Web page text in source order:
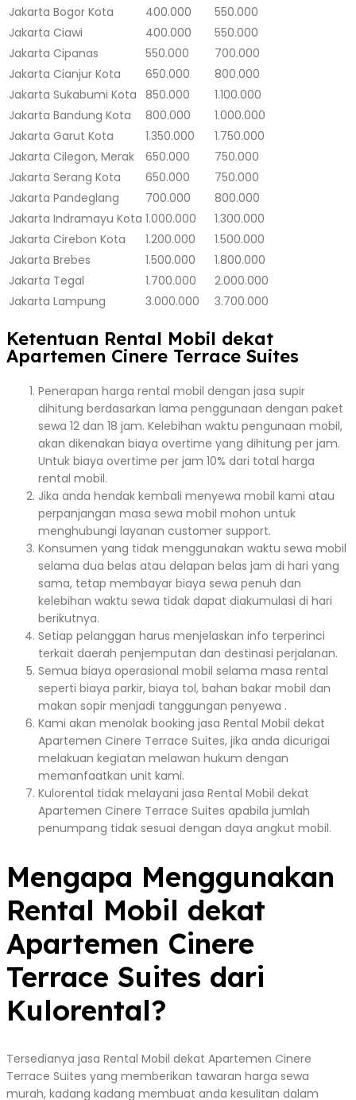
Jakarta Bogor Kota 400.000
550.000
Jakarta Ciawi 400.000
550.000
Jakarta Cipanas 550.000
700.000
Jakarta Cianjur Kota 650.000
800.000
Jakarta Sukabumi Kota 850.000
1.100.000
Jakarta Bandung Kota 800.000
1.000.000
Jakarta Garut Kota 1.350.000
1.750.000
Jakarta Cilegon, Merak 650.000
750.000
Jakarta Serang Kota 650.000
750.000
Jakarta Pandeglang 700.000
800.000
Jakarta Indramayu Kota 1.000.000
1.300.000
Jakarta Cirebon Kota 1.200.000
1.500.000
Jakarta Brebes 1.500.000
1.800.000
Jakarta Tegal 1.700.000
2.000.000
Jakarta Lampung 3.000.000 3.700.000
Ketentuan Rental Mobil dekat
Apartemen Cinere Terrace Suites
Penerapan harga rental mobil dengan jasa supir
dihitung berdasarkan lama penggunaan dengan paket
sewa 12 dan 18 jam. Kelebihan waktu pengunaan mobil,
akan dikenakan biaya overtime yang dihitung per jam.
Untuk biaya overtime per jam 10% dari total harga
rental mobil.
Jika anda hendak kembali menyewa mobil kami atau
perpanjangan masa sewa mobil mohon untuk
menghubungi layanan customer support.
Konsumen yang tidak menggunakan waktu sewa mobil
selama dua belas atau delapan belas jam di hari yang
sama, tetap membayar biaya sewa penuh dan
kelebihan waktu sewa tidak dapat diakumulasi di hari
berikutnya.
Setiap pelanggan harus menjelaskan info terperinci
terkait daerah penjemputan dan destinasi perjalanan.
Semua biaya operasional mobil selama masa rental
seperti biaya parkir, biaya tol, bahan bakar mobil dan
makan sopir menjadi tanggungan penyewa .
Kami akan menolak booking jasa Rental Mobil dekat
Apartemen Cinere Terrace Suites, jika anda dicurigai
melakuan kegiatan melawan hukum dengan
memanfaatkan unit kami.
Kulorental tidak melayani jasa Rental Mobil dekat
Apartemen Cinere Terrace Suites apabila jumlah
penumpang tidak sesuai dengan daya angkut mobil.
Mengapa Menggunakan
Rental Mobil dekat
Apartemen Cinere
Terrace Suites dari
Kulorental?
Tersedianya jasa Rental Mobil dekat Apartemen Cinere
Terrace Suites yang memberikan tawaran harga sewa
murah, kadang kadang membuat anda kesulitan dalam